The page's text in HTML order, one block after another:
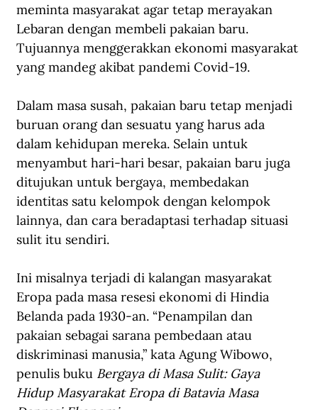
meminta masyarakat agar tetap merayakan
Lebaran dengan membeli pakaian baru.
Tujuannya menggerakkan ekonomi masyarakat
yang mandeg akibat pandemi Covid-19.
Dalam masa susah, pakaian baru tetap menjadi
buruan orang dan sesuatu yang harus ada
dalam kehidupan mereka. Selain untuk
menyambut hari-hari besar, pakaian baru juga
ditujukan untuk bergaya, membedakan
identitas satu kelompok dengan kelompok
lainnya, dan cara beradaptasi terhadap situasi
sulit itu sendiri.
Ini misalnya terjadi di kalangan masyarakat
Eropa pada masa resesi ekonomi di Hindia
Belanda pada 1930-an. “Penampilan dan
pakaian sebagai sarana pembedaan atau
diskriminasi manusia,” kata Agung Wibowo,
penulis buku Bergaya di Masa Sulit: Gaya
Hidup Masyarakat Eropa di Batavia Masa